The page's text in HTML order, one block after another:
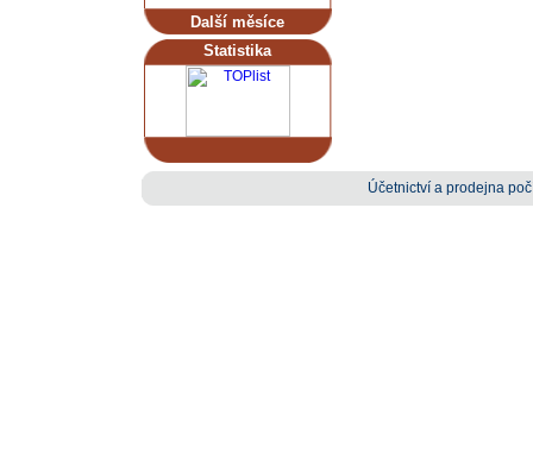
Další měsíce
Statistika
Účetnictví a prodejna